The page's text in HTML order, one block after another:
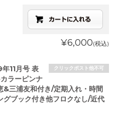
¥6,000(税込)
クリックポスト他不可
11月号 表
ラーピンナ
&三浦友和付き/定期入れ・時間
グブック付き他フロクなし/近代